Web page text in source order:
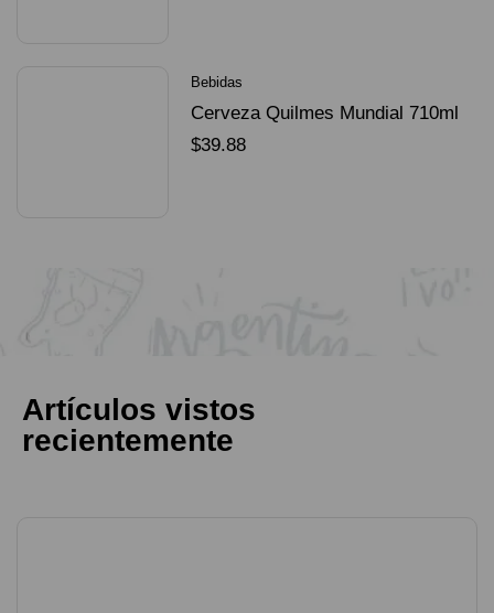
Bebidas
Cerveza Quilmes Mundial 710ml
packX4
$39.88
Artículos vistos
recientemente